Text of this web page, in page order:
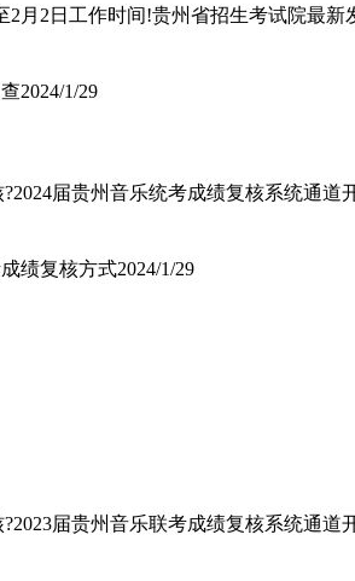
月2日工作时间!贵州省招生考试院最
2024/1/29
届贵州音乐统考成绩复核系统通
绩复核方式2024/1/29
届贵州音乐联考成绩复核系统通